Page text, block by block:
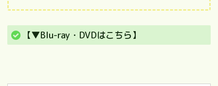
【▼Blu-ray・DVDはこちら】